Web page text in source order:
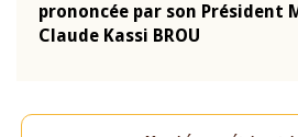
prononcée par son Président
Claude Kassi BROU